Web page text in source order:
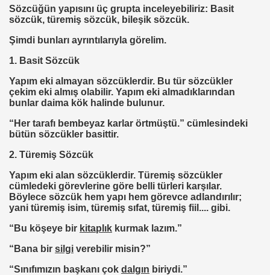
Sözcüğün yapısını üç grupta inceleyebiliriz: Basit
sözcük, türemiş sözcük, bileşik sözcük.
Şimdi bunları ayrıntılarıyla görelim.
1. Basit Sözcük
Yapım eki almayan sözcüklerdir. Bu tür sözcükler
çekim eki almış olabilir. Yapım eki almadıklarından
bunlar daima kök halinde bulunur.
“Her tarafı bembeyaz karlar örtmüştü.” cümlesindeki
bütün sözcükler basittir.
2. Türemiş Sözcük
Yapım eki alan sözcüklerdir. Türemiş sözcükler
cümledeki görevlerine göre belli türleri karşılar.
Böylece sözcük hem yapı hem görevce adlandırılır;
yani türemiş isim, türemiş sıfat, türemiş fiil.... gibi.
“Bu köşeye bir kitaplık kurmak lazım.”
“Bana bir silgi verebilir misin?”
“Sınıfımızın başkanı çok dalgın biriydi.”